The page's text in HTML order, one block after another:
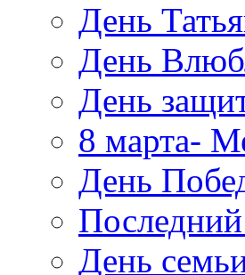
День
День
День
8 марта-
День
День